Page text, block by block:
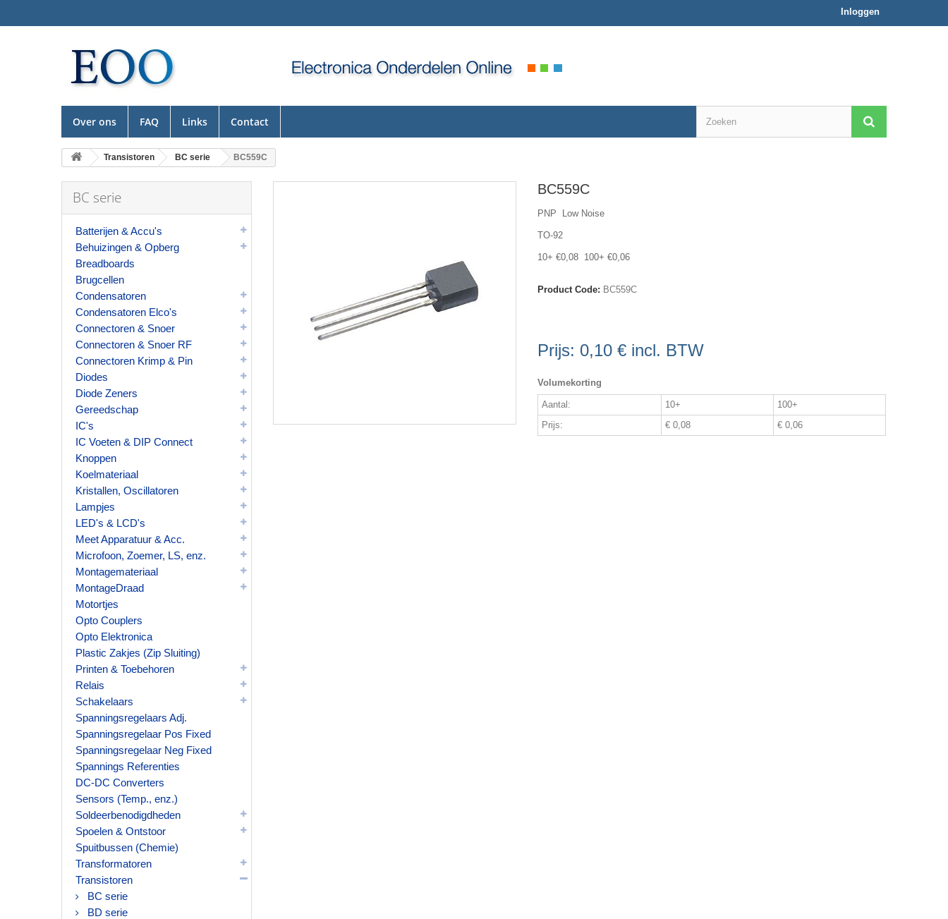
Inloggen
Over ons FAQ Links Contact
Transistoren BC serie BC559C
BC serie
Batterijen & Accu's
Behuizingen & Opberg
Breadboards
Brugcellen
Condensatoren
Condensatoren Elco's
Connectoren & Snoer
Connectoren & Snoer RF
Connectoren Krimp & Pin
Diodes
Diode Zeners
Gereedschap
IC's
IC Voeten & DIP Connect
Knoppen
Koelmateriaal
Kristallen, Oscillatoren
Lampjes
LED's & LCD's
Meet Apparatuur & Acc.
Microfoon, Zoemer, LS, enz.
Montagemateriaal
MontageDraad
Motortjes
Opto Couplers
Opto Elektronica
Plastic Zakjes (Zip Sluiting)
Printen & Toebehoren
Relais
Schakelaars
Spanningsregelaars Adj.
Spanningsregelaar Pos Fixed
Spanningsregelaar Neg Fixed
Spannings Referenties
DC-DC Converters
Sensors (Temp., enz.)
Soldeerbenodigdheden
Spoelen & Ontstoor
Spuitbussen (Chemie)
Transformatoren
Transistoren
BC serie
BD serie
BC559C
PNP Low Noise
TO-92
10+ €0,08 100+ €0,06
Product Code: BC559C
Prijs: 0,10 € incl. BTW
Volumekorting
Aantal: 10+
100+
Prijs:
€ 0,08 € 0,06